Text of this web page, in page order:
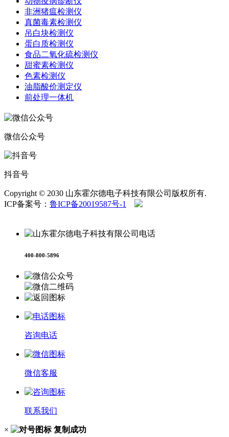
非洲猪瘟检测仪
真菌毒素检测仪
吊白块检测仪
蛋白质检测仪
食品二氧化硫检测仪
甜蜜素检测仪
色素检测仪
油脂酸价测定仪
前处理一体机
微信公众号
抖音号
Copyright © 2030 山东霍尔德电子科技有限公司版权所有.
ICP备案号： 鲁ICP备20019587号-1
400-800-5896
咨询电话
微信客服
联系我们
× 复制成功